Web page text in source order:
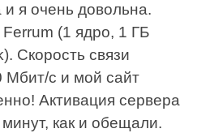
и я очень довольна.
(1 ядро, 1 ГБ
Скорость связи
Мбит/c и мой сайт
Активация сервера
как и обещали.